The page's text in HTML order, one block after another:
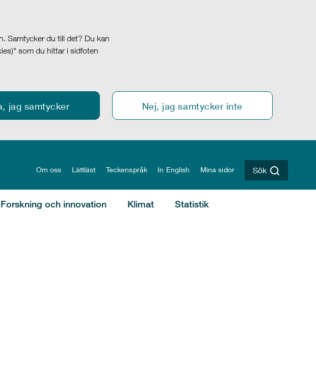
Samtycker du till det? Du kan
som du hittar i sidfoten
jag samtycker Nej, jag samtycker inte
Om oss Lättläst Teckenspråk In English Mina sidor Sök
Forskning och innovation Klimat Statistik